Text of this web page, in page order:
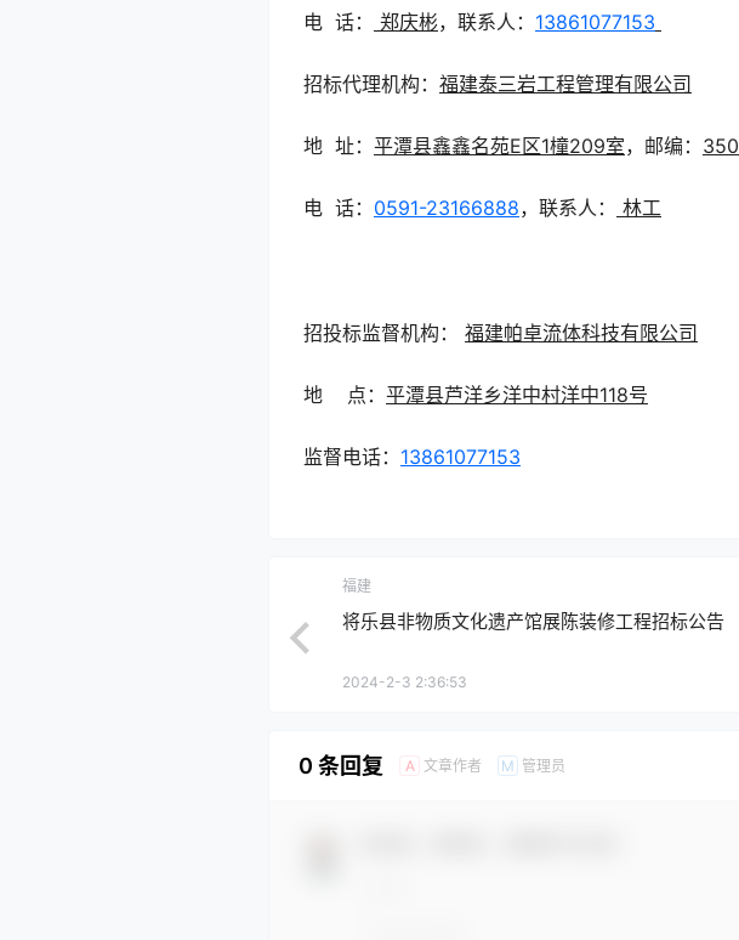
电 话： 郑庆彬，联系人： 13861077153
招标代理机构： 福建泰三岩工程管理有限公司
地 址： 平潭县鑫鑫名苑E区1橦209室，邮编： 350
电 话： 0591-23166888，联系人： 林工
招投标监督机构： 福建帕卓流体科技有限公司
地 点： 平潭县芦洋乡洋中村洋中118号
监督电话： 13861077153
福建
将乐县非物质文化遗产馆展陈装修工程招标公告
2024-2-3 2:36:53
0 条回复 A 文章作者 M 管理员